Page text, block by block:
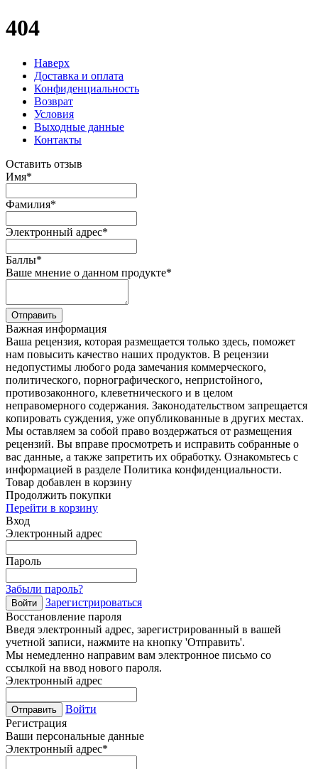
404
Наверх
Доставка и оплата
Конфиденциальность
Возврат
Условия
Выходные данные
Контакты
Оставить отзыв
Имя*
Фамилия*
Электронный адрес*
Баллы*
Ваше мнение о данном продукте*
Отправить
Важная информация
Ваша рецензия, которая размещается только здесь, поможет
нам повысить качество наших продуктов. В рецензии
недопустимы любого рода замечания коммерческого,
политического, порнографического, непристойного,
противозаконного, клеветнического и в целом
неправомерного содержания. Законодательством запрещается
копировать суждения, уже опубликованные в других местах.
Мы оставляем за собой право воздержаться от размещения
рецензий. Вы вправе просмотреть и исправить собранные о
вас данные, а также запретить их обработку. Ознакомьтесь с
информацией в разделе Политика конфиденциальности.
Товар добавлен в корзину
Продолжить покупки
Перейти в корзину
Вход
Электронный адрес
Пароль
Забыли пароль?
Войти
Зарегистрироваться
Восстановление пароля
Введя электронный адрес, зарегистрированный в вашей
учетной записи, нажмите на кнопку 'Отправить'.
Мы немедленно направим вам электронное письмо со
ссылкой на ввод нового пароля.
Электронный адрес
Отправить
Войти
Регистрация
Ваши персональные данные
Электронный адрес*